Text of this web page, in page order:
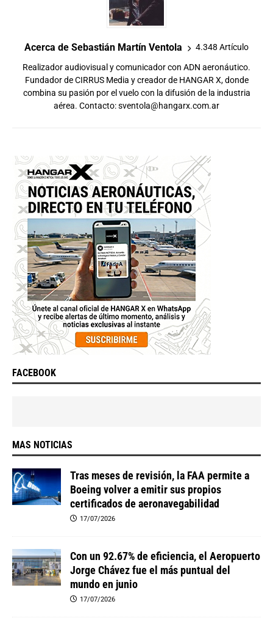
Acerca de Sebastián Martín Ventola 4.348 Artículo
Realizador audiovisual y comunicador con ADN aeronáutico.
Fundador de CIRRUS Media y creador de HANGAR X, donde
combina su pasión por el vuelo con la difusión de la industria
aérea. Contacto:sventola@hangarx.com.ar
FACEBOOK
MAS NOTICIAS
Tras meses de revisión, la FAA permite a
Boeing volver a emitir sus propios
certificados de aeronavegabilidad
17/07/2026
Con un 92.67% de eficiencia, el Aeropuerto
Jorge Chávez fue el más puntual del
mundo en junio
17/07/2026